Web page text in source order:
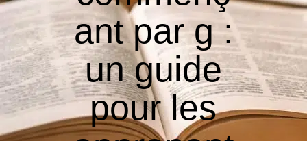
ant par g :
un guide
pour les